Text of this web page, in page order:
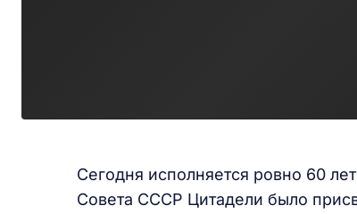
Сегодня исполняется ровно 60
Совета СССР Цитадели было